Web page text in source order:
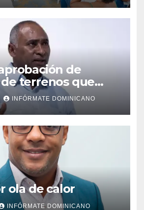
de
terrenos que
títulos de
a familias de la
INFÓRMATE DOMINICANO
ola de calor
INFÓRMATE DOMINICANO